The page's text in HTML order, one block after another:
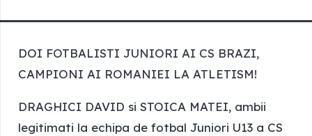
DOI FOTBALISTI JUNIORI AI CS BRAZI,
CAMPIONI AI ROMANIEI LA ATLETISM!
DRAGHICI DAVID si STOICA MATEI, ambii
legitimati la echipa de fotbal Juniori U13 a CS